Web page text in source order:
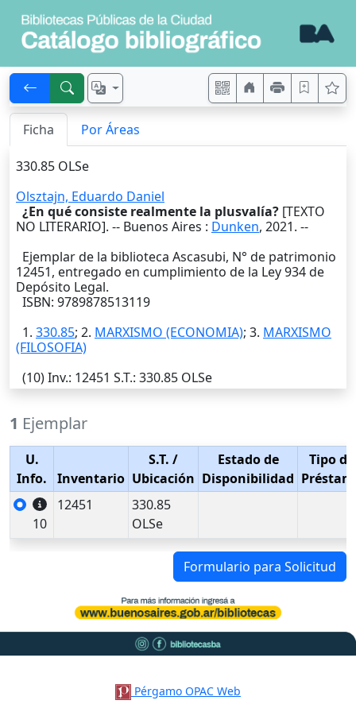
Ficha Por Áreas
330.85 OLSe
Olsztajn, Eduardo Daniel
¿En qué consiste realmente la plusvalía? [TEXTO
NO LITERARIO]. -- Buenos Aires : Dunken, 2021. --
Ejemplar de la biblioteca Ascasubi, N° de patrimonio
12451, entregado en cumplimiento de la Ley 934 de
Depósito Legal.
ISBN: 9789878513119
1. 330.85; 2. MARXISMO (ECONOMIA); 3. MARXISMO
(FILOSOFIA)
(10)Inv.: 12451 S.T.: 330.85 OLSe
1 Ejemplar
U.
Info.
Inventario
S.T. /
Ubicación
Estado de
Disponibilidad
Tipo de
10
12451
330.85
OLSe
Formulario para Solicitud
Pérgamo OPAC Web